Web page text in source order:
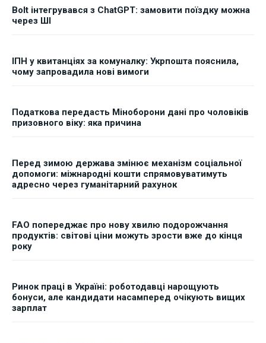
Bolt інтегрувався з ChatGPT: замовити поїздку можна
через ШІ
ІПН у квитанціях за комуналку: Укрпошта пояснила,
чому запровадила нові вимоги
Податкова передасть Міноборони дані про чоловіків
призовного віку: яка причина
Перед зимою держава змінює механізм соціальної
допомоги: міжнародні кошти спрямовуватимуть
адресно через гуманітарний рахунок
FAO попереджає про нову хвилю подорожчання
продуктів: світові ціни можуть зрости вже до кінця
року
Ринок праці в Україні: роботодавці нарощують
бонуси, але кандидати насамперед очікують вищих
зарплат